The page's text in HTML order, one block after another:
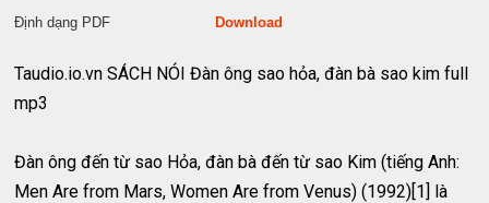
Định dạng PDFDownload
Taudio.io.vn SÁCH NÓI Đàn ông sao hỏa, đàn bà sao kim full
mp3
Đàn ông đến từ sao Hỏa, đàn bà đến từ sao Kim (tiếng Anh:
Men Are from Mars, Women Are from Venus) (1992)[1] là